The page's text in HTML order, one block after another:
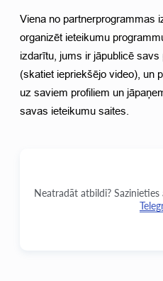
Viena no partnerprogrammas
organizēt ieteikumu
izdarītu, jums ir jāpublicē
(skatiet iepriekšējo video), un
uz saviem profiliem un
savas ieteikumu saites.
Neatradāt atbildi?